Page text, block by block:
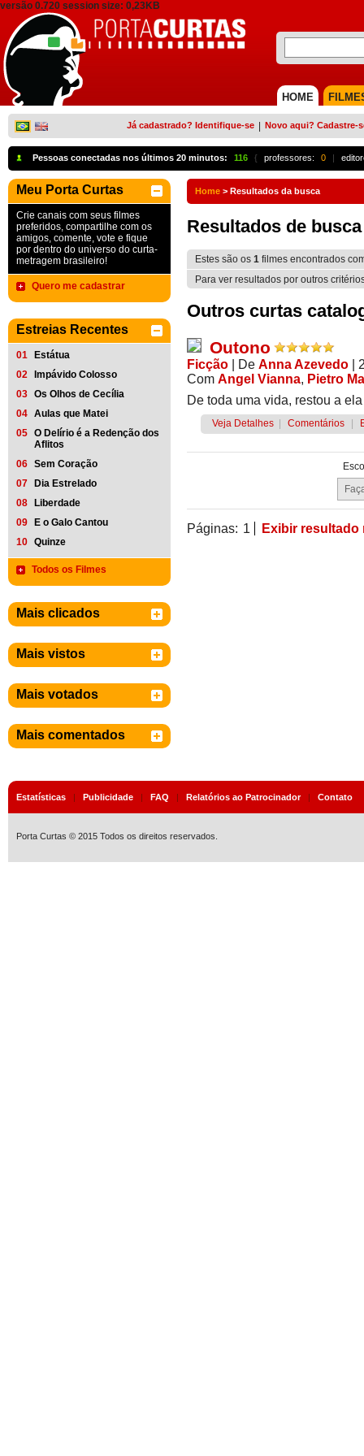
versão 0.720 session size: 0,23KB
HOME
Já cadastrado? Identifique-se Novo aqui? Cadastre-
Pessoas conectadas nos últimos 20 minutos: 116 { professores: 0 |
Meu Porta Curtas
Crie canais com seus filmes
preferidos, compartilhe com os
amigos, comente, vote e fique
por dentro do universo do curta-
metragem brasileiro!
Quero me cadastrar
Estreias Recentes
01
Estátua
02
Impávido Colosso
03 Os Olhos de Cecília
04 Aulas que Matei
05 O Delírio é a Redenção dos
Aflitos
06 Sem Coração
07
Dia Estrelado
08
Liberdade
09
E o Galo Cantou
10 Quinze
Todos os Filmes
Mais clicados
Mais vistos
Mais votados
Mais comentados
Home > Resultados da busca
Resultados de busca
Estes são os 1 filmes encontrados
Para ver resultados por outros
Outros curtas
Outono
Ficção De Anna Azevedo
|
Com Angel Vianna, Pietro
De toda uma vida, restou a
Veja Detalhes Comentários
Páginas: 1 Exibir resultado
Estatísticas | Publicidade | FAQ | Relatórios ao Patrocinador| Contato
Porta Curtas © 2015 Todos os direitos reservados.